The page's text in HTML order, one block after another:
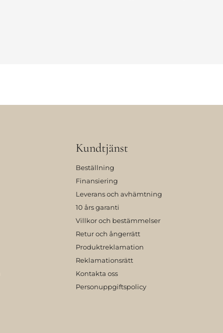
Kundtjänst
Beställning
Finansiering
Leverans och avhämtning
10 års garanti
Villkor och bestämmelser
Retur och ångerrätt
Produktreklamation
Reklamationsrätt
Kontakta oss
Personuppgiftspolicy